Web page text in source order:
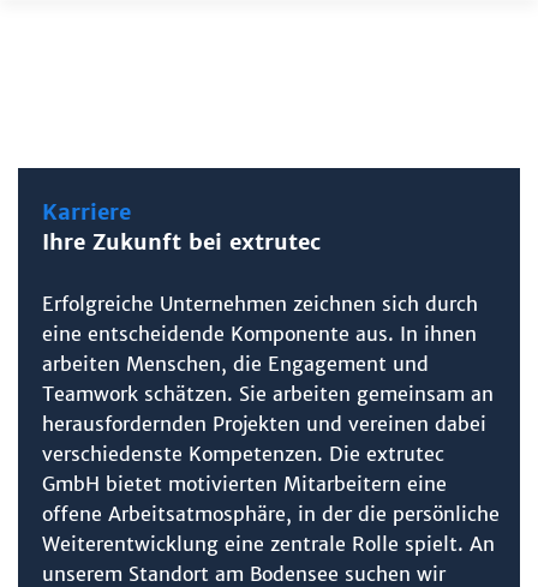
Karriere
Ihre Zukunft bei extrutec
Erfolgreiche Unternehmen zeichnen sich durch
eine entscheidende Komponente aus. In ihnen
arbeiten Menschen, die Engagement und
Teamwork schätzen. Sie arbeiten gemeinsam an
herausfordernden Projekten und vereinen dabei
verschiedenste Kompetenzen. Die extrutec
GmbH bietet motivierten Mitarbeitern eine
offene Arbeitsatmosphäre, in der die persönliche
Weiterentwicklung eine zentrale Rolle spielt. An
unserem Standort am Bodensee suchen wir